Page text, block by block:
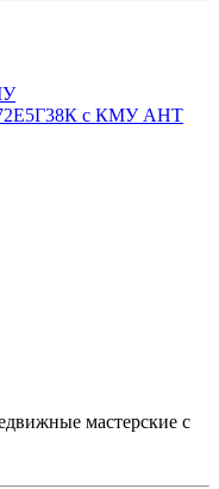
с КМУ АНТ
мастерские с